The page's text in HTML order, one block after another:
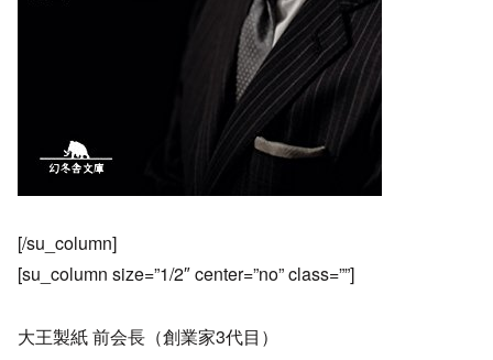
[/su_column]
[su_column size=”1/2″ center=”no” class=””]
大王製紙 前会長（創業家3代目）